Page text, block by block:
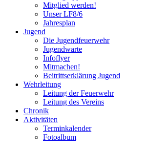
Mitglied werden!
Unser LF8/6
Jahresplan
Jugend
Die Jugendfeuerwehr
Jugendwarte
Infoflyer
Mitmachen!
Beitrittserklärung Jugend
Wehrleitung
Leitung der Feuerwehr
Leitung des Vereins
Chronik
Aktivitäten
Terminkalender
Fotoalbum